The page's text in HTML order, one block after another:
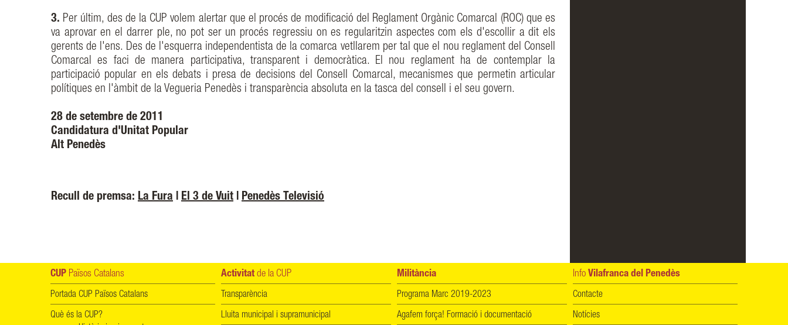
3. Per últim, des de la CUP volem alertar que el procés de modificació del Reglament Orgànic Comarcal (ROC) que es
va aprovar en el darrer ple, no pot ser un procés regressiu on es regularitzin aspectes com els d'escollir a dit els
gerents de l'ens. Des de l'esquerra independentista de la comarca vetllarem per tal que el nou reglament del Consell
Comarcal es faci de manera participativa, transparent i democràtica. El nou reglament ha de contemplar la
participació popular en els debats i presa de decisions del Consell Comarcal, mecanismes que permetin articular
polítiques en l'àmbit de la Vegueria Penedès i transparència absoluta en la tasca del consell i el seu govern.
28 de setembre de 2011
Candidatura d'Unitat Popular
Alt Penedès
Recull de premsa: La Fura | El 3 de Vuit | Penedès Televisió
CUP Països Catalans
Portada CUP Països Catalans
Què és la CUP?
Activitat de la CUP
Transparència
Lluita municipal i supramunicipal
Militància
Programa Marc 2019-2023
Agafem força! Formació i documentació
Info Vilafranca del Penedès
Contacte
Notícies